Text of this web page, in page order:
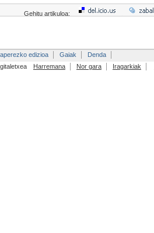
Gehitu artikuloa:
edizioa Gaiak
Denda
Harremana Nor gara Iragarkiak